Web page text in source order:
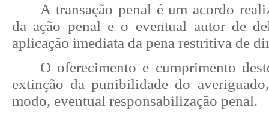
A transação penal é um acordo
da ação penal e o eventual autor de
aplicação imediata da pena restritiva de
O oferecimento e cumprimento
extinção da punibilidade do
modo, eventual responsabilização penal.